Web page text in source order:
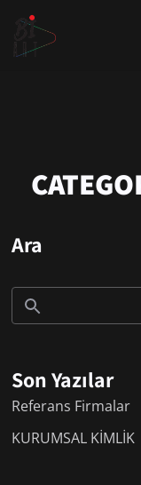
Ara
Son Yazılar
Referans Firmalar
KURUMSAL KİMLİK